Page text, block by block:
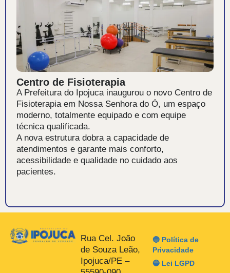
Centro de Fisioterapia
A Prefeitura do Ipojuca inaugurou o novo Centro de
Fisioterapia em Nossa Senhora do Ó, um espaço
moderno, totalmente equipado e com equipe
técnica qualificada.
A nova estrutura dobra a capacidade de
atendimentos e garante mais conforto,
acessibilidade e qualidade no cuidado aos
pacientes.
Rua Cel. João
de Souza Leão,
Ipojuca/PE –
🔵 Política de
Privacidade
🔵 Lei LGPD